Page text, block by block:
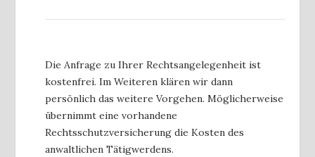
Die Anfrage zu Ihrer Rechtsangelegenheit ist
kostenfrei. Im Weiteren klären wir dann
persönlich das weitere Vorgehen. Möglicherweise
übernimmt eine vorhandene
Rechtsschutzversicherung die Kosten des
anwaltlichen Tätigwerdens.